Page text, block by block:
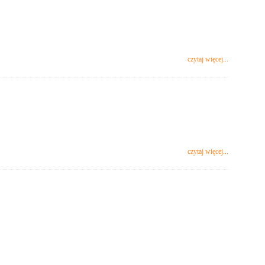
czytaj więcej...
czytaj więcej...